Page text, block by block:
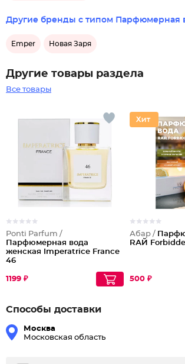
Другие бренды с типом Парфюмерная
Emper Новая Заря
Другие товары раздела
Все товары
Ponti Parfum /
Парфюмерная вода
женская Imperatrice France
46
1199 ₽
Абар /
RАЙ
500 ₽
Способы доставки
Москва
Московская область